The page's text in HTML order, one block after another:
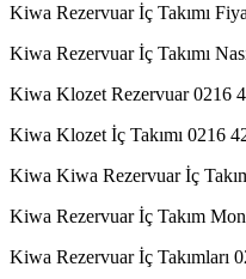
Kiwa Rezervuar İç Takımı
Kiwa Rezervuar İç Takımı
Kiwa Klozet Rezervuar 0216
Kiwa Klozet İç Takımı 0216
Kiwa Kiwa Rezervuar İç
Kiwa Rezervuar İç Takım
Kiwa Rezervuar İç Takımları